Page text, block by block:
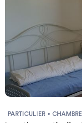
PARTICULIER CHAMBRE